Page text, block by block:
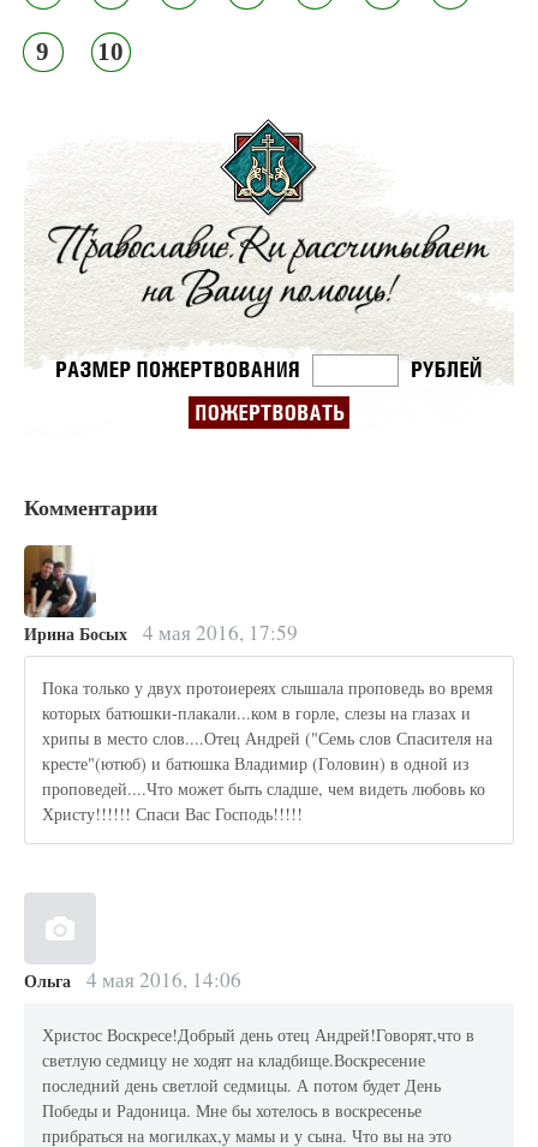
9 10
Комментарии
Ирина Босых 4 мая 2016, 17:59
Пока только у двух протоиереях слышала проповедь во время
которых батюшки-плакали...ком в горле, слезы на глазах и
хрипы в место слов....Отец Андрей ("Семь слов Спасителя на
кресте"(ютюб) и батюшка Владимир (Головин) в одной из
проповедей....Что может быть сладше, чем видеть любовь ко
Христу!!!!!! Спаси Вас Господь!!!!!
Ольга 4 мая 2016, 14:06
Христос Воскресе!Добрый день отец Андрей!Говорят,что в
светлую седмицу не ходят на кладбище.Воскресение
последний день светлой седмицы. А потом будет День
Победы и Радоница. Мне бы хотелось в воскресенье
прибраться на могилках,у мамы и у сына. Что вы на это